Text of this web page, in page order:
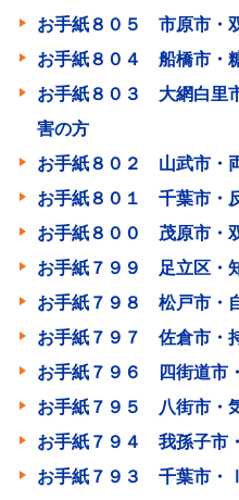
お手紙８０５ 市原市・
お手紙８０４ 船橋市・
お手紙８０３ 大網白里
害の方
お手紙８０２ 山武市・
お手紙８０１ 千葉市・
お手紙８００ 茂原市・
お手紙７９９ 足立区・
お手紙７９８ 松戸市・
お手紙７９７ 佐倉市・
お手紙７９６ 四街道市
お手紙７９５ 八街市・
お手紙７９４ 我孫子市
お手紙７９３ 千葉市・